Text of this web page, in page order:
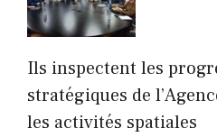
Ils inspectent les
stratégiques de
les activités spatiales